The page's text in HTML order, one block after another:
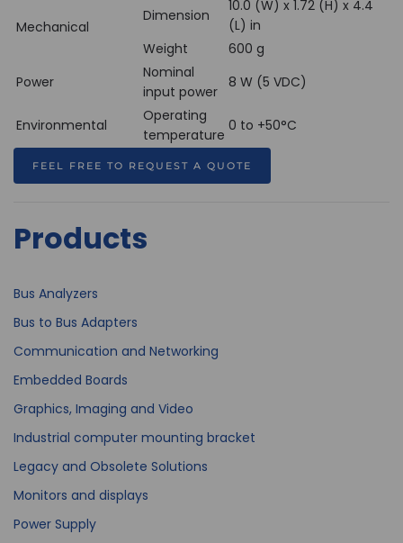
Mechanical
Dimension
10.0 (W) x 1.72 (H) x 4.4
(L) in
Weight
600 g
Power
Nominal
input power
8 W (5 VDC)
Environmental
Operating
temperature
0 to +50°C
FEEL FREE TO REQUEST A QUOTE
Products
Bus Analyzers
Bus to Bus Adapters
Communication and Networking
Embedded Boards
Graphics, Imaging and Video
Industrial computer mounting bracket
Legacy and Obsolete Solutions
Monitors and displays
Power Supply